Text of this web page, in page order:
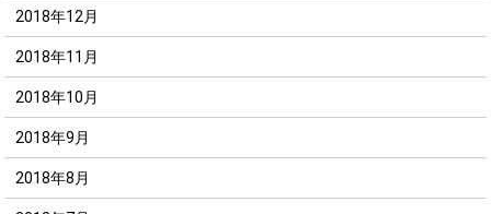
2018年12月
2018年11月
2018年10月
2018年9月
2018年8月